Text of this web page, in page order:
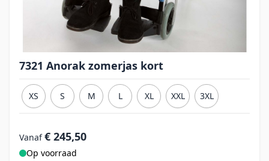
7321 Anorak zomerjas kort
XS S M L XL XXL 3XL
Vanaf € 245,50
Op voorraad